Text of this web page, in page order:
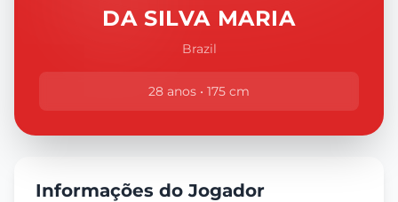
DA SILVA MARIA
Brazil
28 anos • 175 cm
Informações do Jogador